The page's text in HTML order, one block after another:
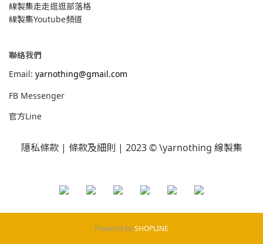
線製集走走逛逛部落格
線製集Youtube頻道
聯絡我們
Email: yarnothing@gmail.com
FB Messenger
官方Line
隱私條款 | 條款及細則 | 2023 © \yarnothing 線製集
Powered bySHOPLINE